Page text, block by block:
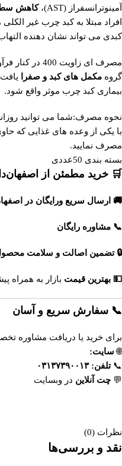
آمینوترانسفراز (AST)،
کاهش
افراد مبتلا به کبد چرب غیر
کبدی می تواند نشان دهنده
مصرف ای
گروه مکمل های کبد و صفرا
بیماری کبد چرب موثر واقع شود.
با یکی از وعده های غذایی که
مصرف نمایید.
بسته بندی 50عددی
🛒 خرید مطمئن از
🚚 ارسال سریع ورایگان در
📞 مشاوره رایگان
🔒 تضمین اصالت و سلامت
💵 بهترین قیمت بازار به همراه
📞 سفارش سریع و آسان
برای خرید یا دریافت مشاوره
🌐سایت:
📞تلفن: ۰۳۱۳۷۳۹۰۰۱۳
💬 چت آنلاین در وبسایت
نظرات (0)
نقد و بررسی‌ها